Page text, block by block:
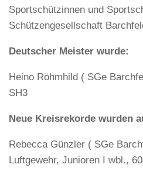
Sportschützinnen und
Schützengesellschaft
Deutscher Meister wurde:
Heino Röhmhild ( SGe
SH3
Neue Kreisrekorde wurden
Rebecca Günzler ( SGe
Luftgewehr, Junioren I wbl.,